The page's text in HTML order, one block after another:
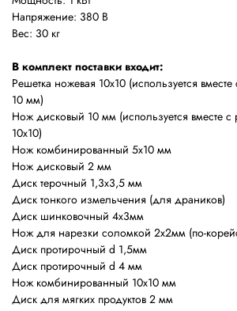
Напряжение: 380 В
Вес: 30 кг
В комплект поставки входит:
Решетка ножевая 10х10 (используется
10 мм)
Нож дисковый 10 мм (используется вместе
10х10)
Нож комбинированный 5х10 мм
Нож дисковый 2 мм
Диск терочный 1,3х3,5 мм
Диск тонкого измельчения (для драников)
Диск шинковочный 4х3мм
Нож для нарезки соломкой 2х2мм (по-
Диск протирочный d 1,5мм
Диск протирочный d 4 мм
Нож комбинированный 10х10 мм
Диск для мягких продуктов 2 мм